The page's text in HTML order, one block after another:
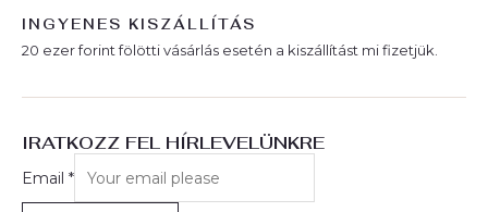
INGYENES KISZÁLLÍTÁS
20 ezer forint fölötti vásárlás esetén a kiszállítást mi fizetjük.
IRATKOZZ FEL HÍRLEVELÜNKRE
Email *